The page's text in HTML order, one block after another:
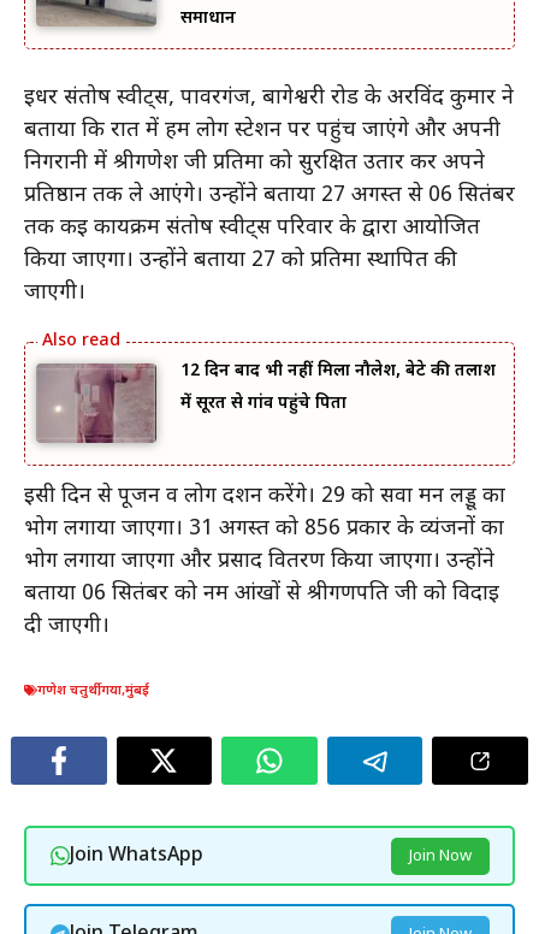
समाधान
इधर संतोष स्वीट्स, पावरगंज, बागेश्वरी रोड के अरविंद कुमार ने
बताया कि रात में हम लोग स्टेशन पर पहुंच जाएंगे और अपनी
निगरानी में श्रीगणेश जी प्रतिमा को सुरक्षित उतार कर अपने
प्रतिष्ठान तक ले आएंगे। उन्होंने बताया 27 अगस्त से 06 सितंबर
तक कई कार्यक्रम संतोष स्वीट्स परिवार के द्वारा आयोजित
किया जाएगा। उन्होंने बताया 27 को प्रतिमा स्थापित की
जाएगी।
12 दिन बाद भी नहीं मिला नौलेश, बेटे की तलाश
में सूरत से गांव पहुंचे पिता
इसी दिन से पूजन व लोग दर्शन करेंगे। 29 को सवा मन लड्डू का
भोग लगाया जाएगा। 31 अगस्त को 856 प्रकार के व्यंजनों का
भोग लगाया जाएगा और प्रसाद वितरण किया जाएगा। उन्होंने
बताया 06 सितंबर को नम आंखों से श्रीगणपति जी को विदाई
दी जाएगी।
गणेश चतुर्थी,गया,मुंबई
Join WhatsApp Join Now